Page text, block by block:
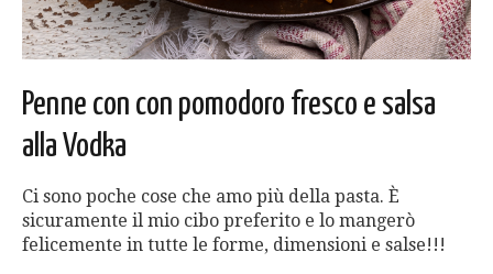
Penne con con pomodoro fresco e salsa
alla Vodka
Ci sono poche cose che amo più della pasta. È
sicuramente il mio cibo preferito e lo mangerò
felicemente in tutte le forme, dimensioni e salse!!!